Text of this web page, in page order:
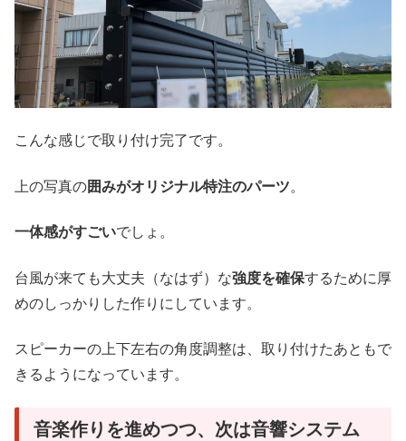
こんな感じで取り付け完了です。
上の写真の囲みがオリジナル特注のパーツ。
一体感がすごいでしょ。
台風が来ても大丈夫（なはず）な強度を確保するために厚
めのしっかりした作りにしています。
スピーカーの上下左右の角度調整は、取り付けたあともで
きるようになっています。
音楽作りを進めつつ、次は音響システム